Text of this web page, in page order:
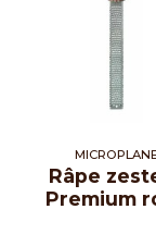
Râpe
Premium